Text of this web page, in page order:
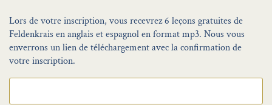
Lors de votre inscription, vous recevrez 6 leçons gratuites de
Feldenkrais en anglais et espagnol en format mp3. Nous vous
enverrons un lien de téléchargement avec la confirmation de
votre inscription.